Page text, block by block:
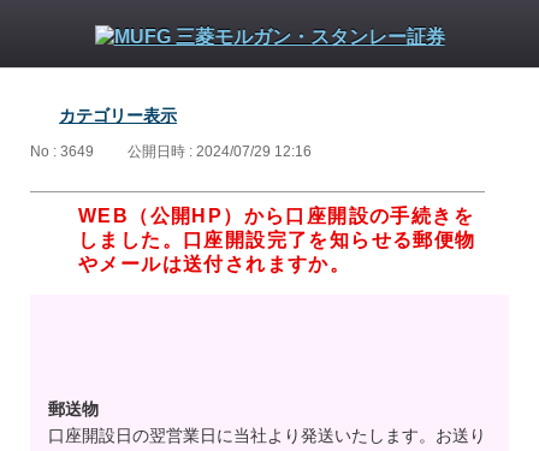
カテゴリー表示
No : 3649 公開日時 : 2024/07/29 12:16
WEB（公開HP）から口座開設の手続きを
しました。口座開設完了を知らせる郵便物
やメールは送付されますか。
郵送物
口座開設日の翌営業日に当社より発送いたします。お送り